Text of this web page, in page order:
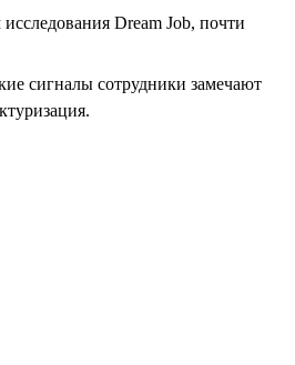
Dream Job, почти
сигналы сотрудники замечают